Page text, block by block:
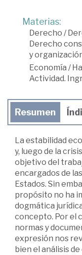
Materias:
Derecho /
Derecho
y
Economía /
Actividad.
Resumen
La estabilidad
y, luego de la
objetivo del
encargados de
Estados. Sin
propósito no ha
dogmática
concepto. Por el
normas y
expresión nos
bien el análisis